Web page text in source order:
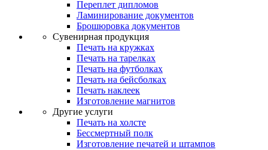
Переплет дипломов
Ламинирование документов
Брошюровка документов
Сувенирная продукция
Печать на кружках
Печать на тарелках
Печать на футболках
Печать на бейсболках
Печать наклеек
Изготовление магнитов
Другие услуги
Печать на холсте
Бессмертный полк
Изготовление печатей и штампов